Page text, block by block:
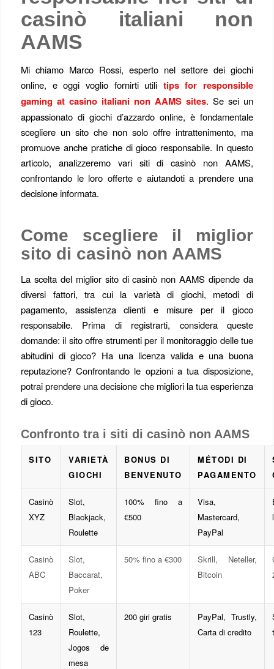
casinò italiani non
AAMS
Mi chiamo Marco Rossi, esperto nel settore dei giochi
online, e oggi voglio fornirti utili tips for responsible
gaming at casino italiani non AAMS sites. Se sei un
appassionato di giochi d’azzardo online, è fondamentale
scegliere un sito che non solo offre intrattenimento, ma
promuove anche pratiche di gioco responsabile. In questo
articolo, analizzeremo vari siti di casinò non AAMS,
confrontando le loro offerte e aiutandoti a prendere una
decisione informata.
Come scegliere il miglior
sito di casinò non AAMS
La scelta del miglior sito di casinò non AAMS dipende da
diversi fattori, tra cui la varietà di giochi, metodi di
pagamento, assistenza clienti e misure per il gioco
responsabile. Prima di registrarti, considera queste
domande: il sito offre strumenti per il monitoraggio delle tue
abitudini di gioco? Ha una licenza valida e una buona
reputazione? Confrontando le opzioni a tua disposizione,
potrai prendere una decisione che migliori la tua esperienza
di gioco.
Confronto tra i siti di casinò non AAMS
SITO
VARIETÀ
GIOCHI
BONUS DI
BENVENUTO
MÉTODI DI
PAGAMENTO
Casinò
XYZ
Slot,
Blackjack,
Roulette
100% fino a
€500
Visa,
Mastercard,
PayPal
Casinò
ABC
Slot,
Baccarat,
Poker
50% fino a €300
Skrill, Neteller,
Bitcoin
Casinò
123
Slot,
Roulette,
Jogos de
mesa
200 giri gratis
PayPal, Trustly,
Carta di credito